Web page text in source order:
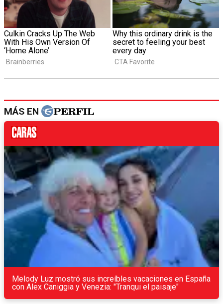
MÁS EN
Melody Luz mostró sus increíbles vacaciones en España
con Alex Caniggia y Venezia: "Tranqui el paisaje"